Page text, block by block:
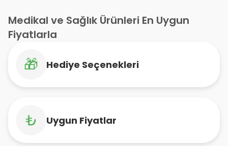
Medikal ve Sağlık Ürünleri En Uygun
Fiyatlarla
🎁 Hediye Seçenekleri
₺ Uygun Fiyatlar